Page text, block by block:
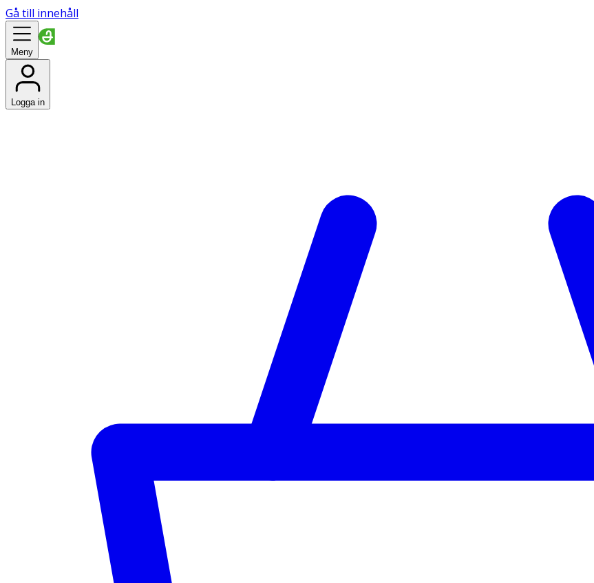
Gå till innehåll
Meny
Logga in